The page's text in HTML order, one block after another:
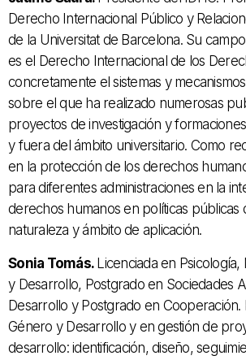
Derecho Internacional Público y
de la Universitat de Barcelona. Su
es el Derecho Internacional de los
concretamente el sistemas y
sobre el que ha realizado numerosas
proyectos de investigación y
y fuera del ámbito universitario. Como
en la protección de los derechos
para diferentes administraciones en la
derechos humanos en políticas públicas
naturaleza y ámbito de aplicación.
Sonia Tomás. Licenciada en
y Desarrollo, Postgrado en Sociedades
Desarrollo y Postgrado en Cooperación.
Género y Desarrollo y en gestión de
desarrollo: identificación, diseño,